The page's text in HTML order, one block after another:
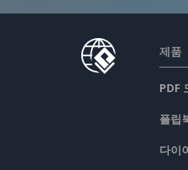
제품
PDF
플립
다이